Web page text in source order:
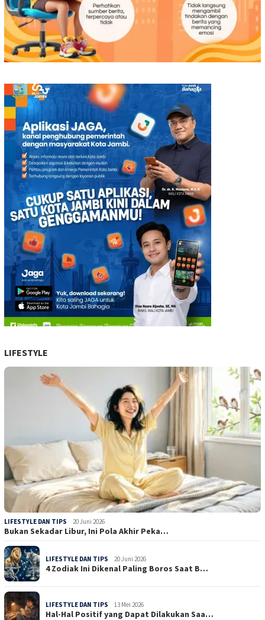
LIFESTYLE
LIFESTYLE DAN TIPS 20 Juni 2026
Bukan Sekadar Libur, Ini Pola Akhir Peka…
LIFESTYLE DAN TIPS 20 Juni 2026
4 Zodiak Ini Dikenal Paling Boros Saat B…
LIFESTYLE DAN TIPS 13 Mei 2026
Hal-Hal Positif yang Dapat Dilakukan Saa…